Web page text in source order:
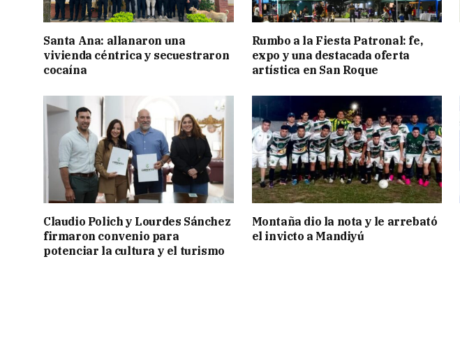
Santa Ana: allanaron una
vivienda céntrica y secuestraron
cocaína
Rumbo a la Fiesta Patronal: fe,
expo y una destacada oferta
artística en San Roque
Claudio Polich y Lourdes Sánchez
firmaron convenio para
potenciar la cultura y el turismo
Montaña dio la nota y le arrebató
el invicto a Mandiyú